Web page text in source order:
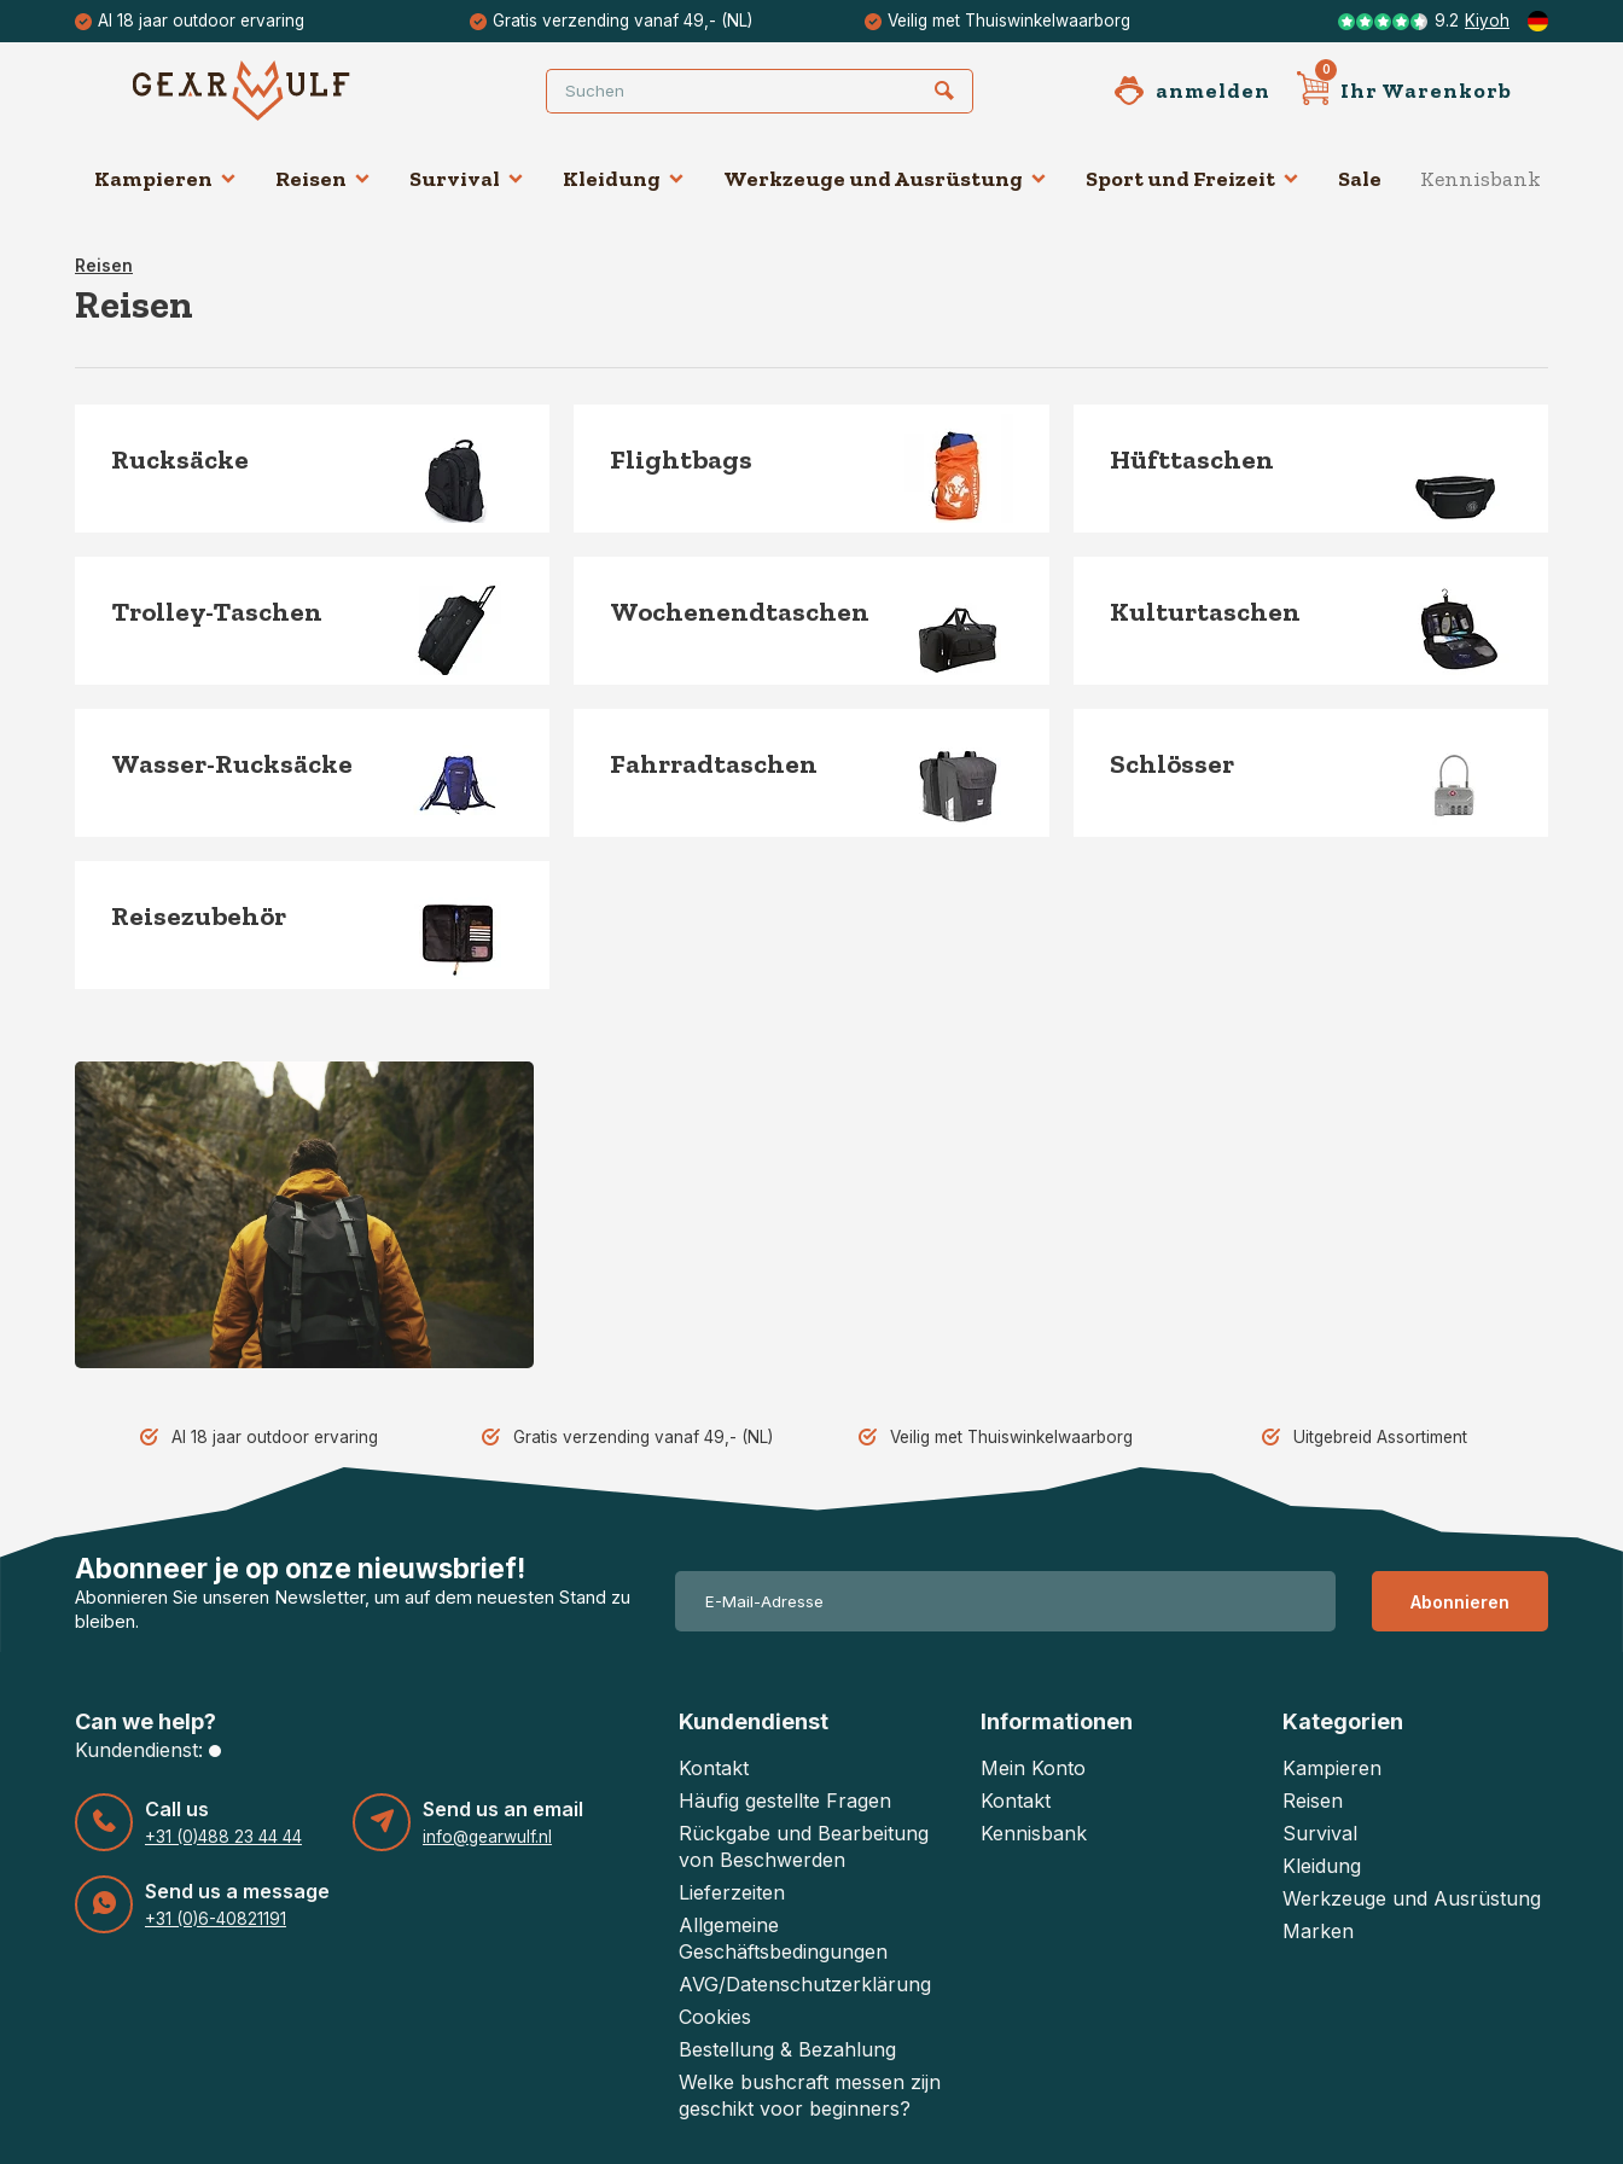
Al 18 jaar outdoor ervaring Gratis verzending vanaf 49,- (NL) Veilig met Thuiswinkelwaarborg 9.2 Kiyoh
anmelden
0
Ihr Warenkorb
Kampieren Reisen Survival Kleidung Werkzeuge und Ausrüstung Sport und Freizeit Sale Kennisbank
Reisen
Reisen
Rucksäcke Flightbags Hüfttaschen
Trolley-Taschen Wochenendtaschen Kulturtaschen
Wasser-Rucksäcke Fahrradtaschen Schlösser
Reisezubehör
Al 18 jaar outdoor ervaring Gratis verzending vanaf 49,- (NL) Veilig met Thuiswinkelwaarborg Uitgebreid Assortiment
Abonneer je op onze nieuwsbrief!
Abonnieren Sie unseren Newsletter, um auf dem neuesten Stand zu
bleiben.
Abonnieren
Can we help?
Kundendienst:
Call us
+31 (0)488 23 44 44
Send us an email
info@gearwulf.nl
Send us a message
+31 (0)6-40821191
Kundendienst
Kontakt
Häufig gestellte Fragen
Rückgabe und Bearbeitung
von Beschwerden
Lieferzeiten
Allgemeine
Geschäftsbedingungen
AVG/Datenschutzerklärung
Cookies
Bestellung & Bezahlung
Welke bushcraft messen zijn
geschikt voor beginners?
Informationen
Mein Konto
Kontakt
Kennisbank
Kategorien
Kampieren
Reisen
Survival
Kleidung
Werkzeuge und Ausrüstung
Marken